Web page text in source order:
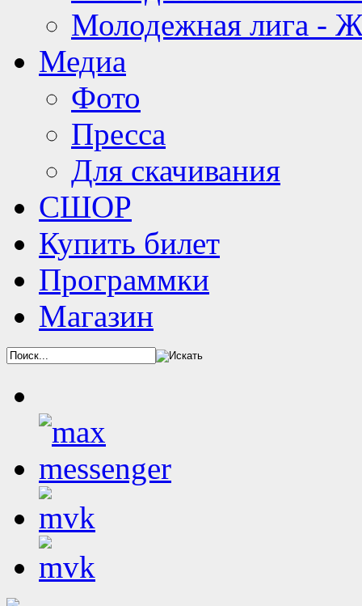
Молодежная лига -
Медиа
Фото
Пресса
Для скачивания
СШОР
Купить билет
Программки
Магазин